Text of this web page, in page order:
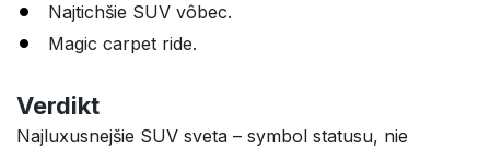
Najtichšie SUV vôbec.
Magic carpet ride.
Verdikt
Najluxusnejšie SUV sveta – symbol statusu, nie